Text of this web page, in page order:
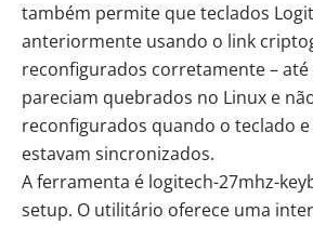
também permite que teclados
anteriormente usando o link
reconfigurados corretamente – até
pareciam quebrados no Linux e
reconfigurados quando o teclado
estavam sincronizados.
A ferramenta é logitech-27mhz-
setup. O utilitário oferece uma